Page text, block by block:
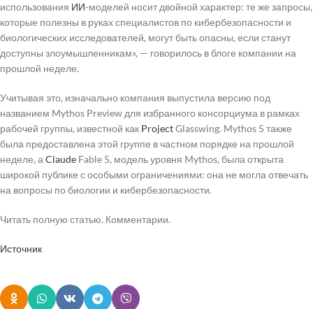
использования ИИ-моделей носит двойной характер: те же запросы,
которые полезны в руках специалистов по кибербезопасности и
биологических исследователей, могут быть опасны, если станут
доступны злоумышленникам», — говорилось в блоге компании на
прошлой неделе.
Учитывая это, изначально компания выпустила версию под
названием Mythos Preview для избранного консорциума в рамках
рабочей группы, известной как ProjectGlasswing. Mythos 5 также
была предоставлена этой группе в частном порядке на прошлой
неделе, а Claude Fable 5, модель уровня Mythos, была открыта
широкой публике с особыми ограничениями: она не могла отвечать
на вопросы по биологии и кибербезопасности.
Читать полную статью. Комментарии.
Источник